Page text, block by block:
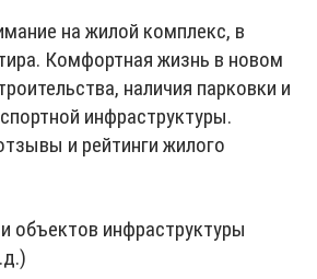
на жилой комплекс, в
Комфортная жизнь в новом
наличия парковки и
инфраструктуры.
и рейтинги жилого
объектов инфраструктуры